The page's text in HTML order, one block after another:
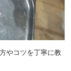
やコツを丁寧に教